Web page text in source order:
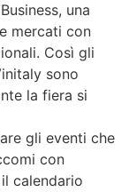
una
mercati con
Così gli
sono
la fiera si
gli eventi che
con
calendario